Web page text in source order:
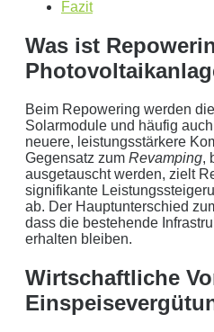
0kWh Verbrauch
aktuellen Strompreis
Photovoltaikanlage mit
Stromspeicher mit
ergibt ein Autarkiegrad
Detailliertere Berechnungen
Wirtschaftlichkeitsrechner.
die bis 5000 kWh optimiert
Jetzt unverbindliches
Fazit
Was ist
Beim Repowering werden
Solarmodule und häufig
neuere, leistungsstärkere
Gegensatz zum Revamping,
ausgetauscht werden, zielt
signifikante
ab. Der Hauptunterschied
dass die bestehende
erhalten bleiben.
Wirtschaftliche